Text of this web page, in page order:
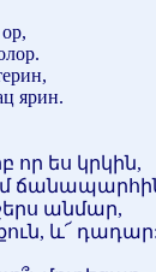
ярин.
որ ես կրկին,
անմար,
և՜